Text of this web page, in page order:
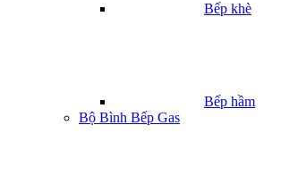
Bếp khè
Bếp hầm
Bộ Bình Bếp Gas